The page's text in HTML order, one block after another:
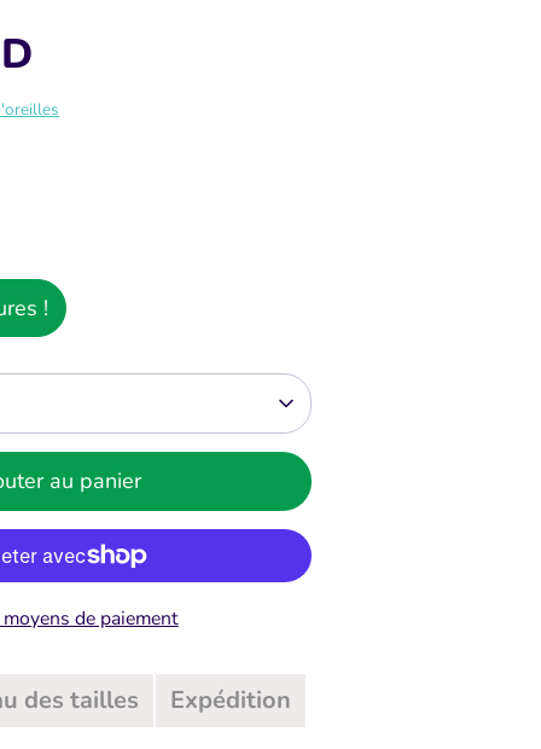
!
au panier
de paiement
des tailles Expédition